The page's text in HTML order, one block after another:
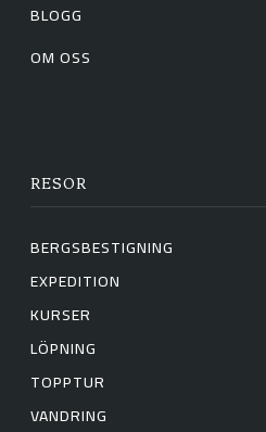
BLOGG
OM OSS
RESOR
BERGSBESTIGNING
EXPEDITION
KURSER
LÖPNING
TOPPTUR
VANDRING